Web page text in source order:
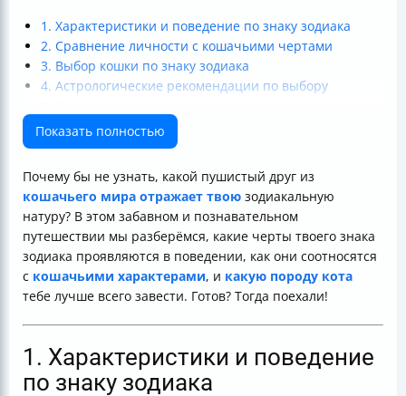
1. Характеристики и поведение по знаку зодиака
2. Сравнение личности с кошачьими чертами
3. Выбор кошки по знаку зодиака
4. Астрологические рекомендации по выбору
Заключение
Показать полностью
Почему бы не узнать, какой пушистый друг из
кошачьего мира отражает твою зодиакальную
натуру? В этом забавном и познавательном
путешествии мы разберёмся, какие черты твоего знака
зодиака проявляются в поведении, как они соотносятся
с кошачьими характерами, и какую породу кота
тебе лучше всего завести. Готов? Тогда поехали!
1. Характеристики и поведение
по знаку зодиака